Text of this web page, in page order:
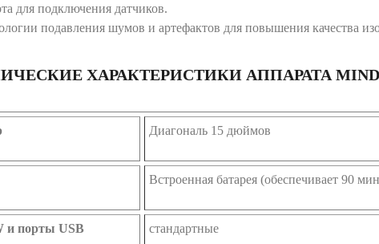
для подключения датчиков.
подавления шумов и артефактов для повышения качества
ХАРАКТЕРИСТИКИ АППАРАТА
Диагональ 15 дюймов
Встроенная батарея (обеспечивает 90
и порты USB стандартные